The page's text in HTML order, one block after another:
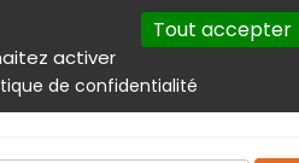
activer
Tout accepter
de confidentialité
Autres services Plan
Emploi Droit